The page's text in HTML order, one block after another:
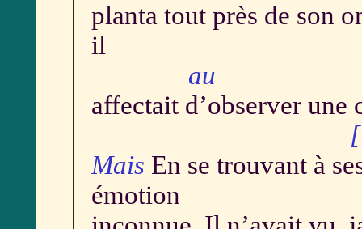
planta tout près de son
il
au
affectait d’observer
Mais En se trouvant à
émotion